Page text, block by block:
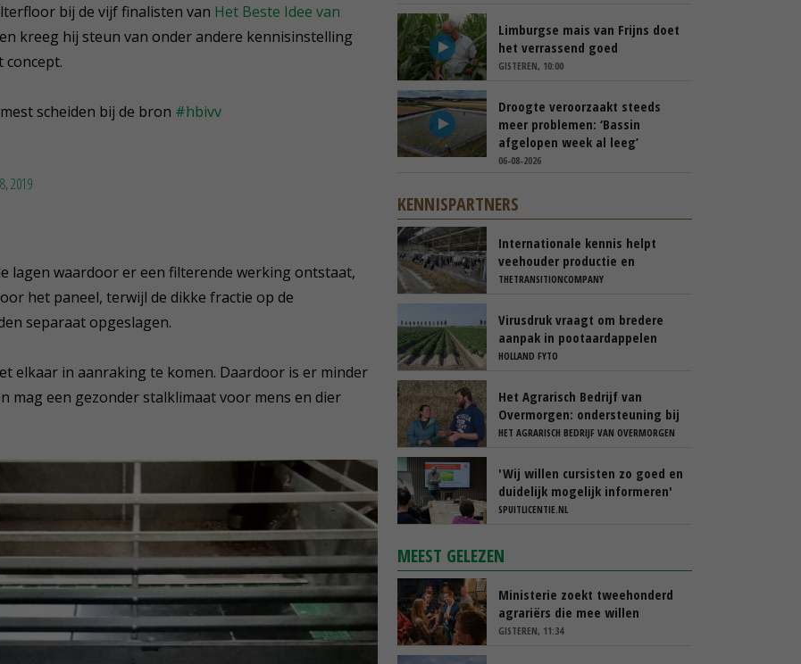
bij de vijf finalisten van Het Beste Idee van
kreeg hij steun van onder andere kennisinstelling
concept.
scheiden bij de bron #hbivv
2019
lagen waardoor er een filterende werking ontstaat,
het paneel, terwijl de dikke fractie op de
separaat opgeslagen.
elkaar in aanraking te komen. Daardoor is er minder
mag een gezonder stalklimaat voor mens en dier
Limburgse mais van Frijns doet
het verrassend goed
GISTEREN, 10:00
Droogte veroorzaakt steeds
meer problemen: ‘Bassin
afgelopen week al leeg’
06-08-2026
KENNISPARTNERS
Internationale kennis helpt
veehouder productie en
rantsoen te optimaliseren
THETRANSITIONCOMPANY
Virusdruk vraagt om bredere
aanpak in pootaardappelen
HOLLAND FYTO
Het Agrarisch Bedrijf van
Overmorgen: ondersteuning bij
je bedrijfsovernameproces
HET AGRARISCH BEDRIJF VAN OVERMORGEN
'Wij willen cursisten zo goed en
duidelijk mogelijk informeren'
SPUITLICENTIE.NL
MEEST GELEZEN
Ministerie zoekt tweehonderd
agrariërs die mee willen
denken
GISTEREN, 11:34